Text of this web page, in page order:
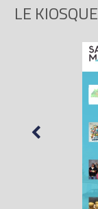
LE KIOSQUE